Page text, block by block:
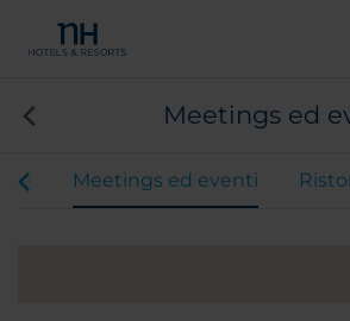
Meetings ed
Meetings ed eventi